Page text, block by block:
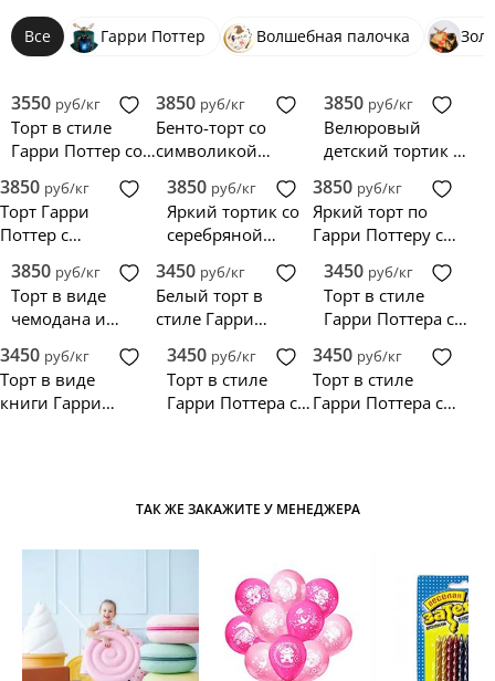
Все Гарри Поттер Волшебная палочка
3550 руб/кг
Торт в стиле
Гарри Поттер со
волшебной
палочкой
3850 руб/кг
Бенто-торт со
символикой
3850 руб/кг
Велюровый
детский тортик с
Гарри Поттеру
3850 руб/кг
Торт Гарри
Поттер с
3850 руб/кг
Яркий тортик со
серебряной
Гарри Поттеру
3850 руб/кг
Яркий торт по
Гарри Поттеру с
гербом
Ревенклоу
3850 руб/кг
Торт в виде
чемодана и
Поттера
3450 руб/кг
Белый торт в
стиле Гарри
шарфом и
волшебной
палочкой
3450 руб/кг
Торт в стиле
Гарри Поттера со
палочкой
3450 руб/кг
Торт в виде
книги Гарри
3450 руб/кг
Торт в стиле
Гарри Поттера с
3450 руб/кг
Торт в стиле
Гарри Поттера с
ТАК ЖЕ ЗАКАЖИТЕ У МЕНЕДЖЕРА